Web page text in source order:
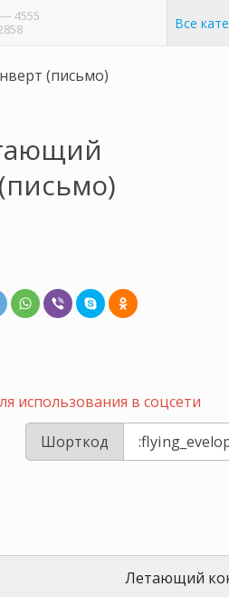
— 4555
Все
(письмо)
использования в соцсети
Шорткод
Летающий